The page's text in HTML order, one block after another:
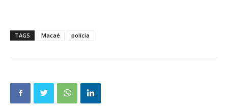
TAGS Macaé polícia